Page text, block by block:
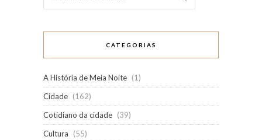
CATEGORIAS
A História de Meia Noite (1)
Cidade (162)
Cotidiano da cidade (39)
Cultura
(55)